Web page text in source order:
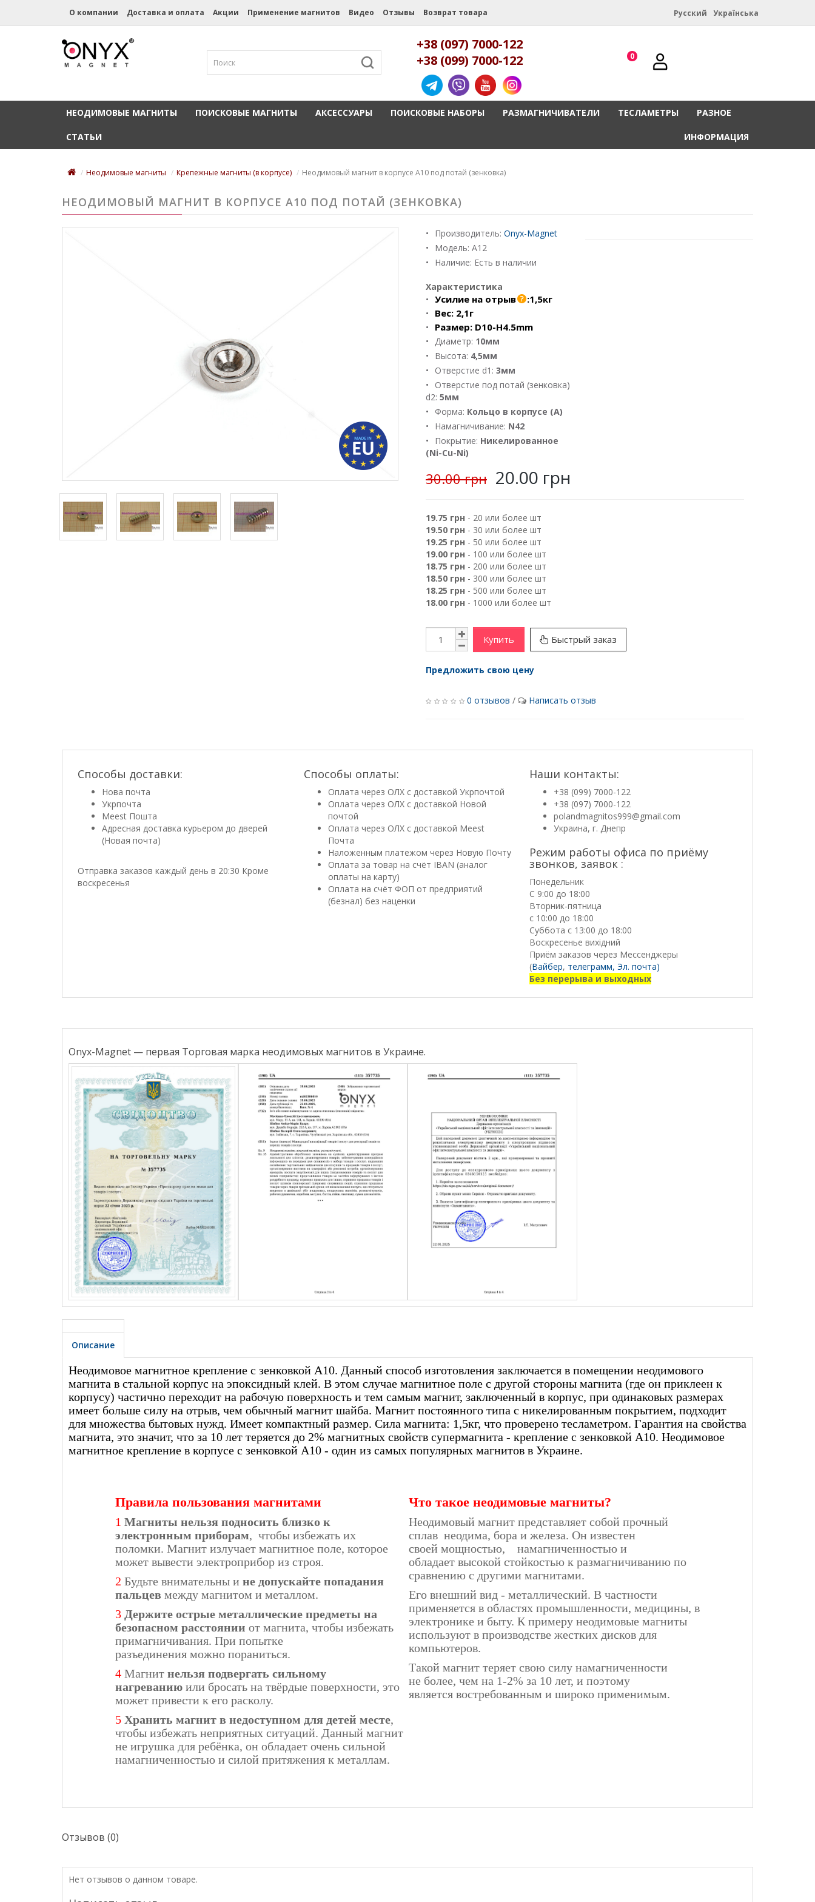
О компании Доставка и оплата Акции Применение магнитов Видео Отзывы Возврат товара Русский Українська
+38 (097) 7000-122
+38 (099) 7000-122
0
НЕОДИМОВЫЕ МАГНИТЫ ПОИСКОВЫЕ МАГНИТЫ АКСЕССУАРЫ ПОИСКОВЫЕ НАБОРЫ РАЗМАГНИЧИВАТЕЛИ ТЕСЛАМЕТРЫ РАЗНОЕ
СТАТЬИ ИНФОРМАЦИЯ
Неодимовые магниты Крепежные магниты (в корпусе) Неодимовый магнит в корпусе A10 под потай (зенковка)
НЕОДИМОВЫЙ МАГНИТ В КОРПУСЕ A10 ПОД ПОТАЙ (ЗЕНКОВКА)
Производитель: Onyx-Magnet
Модель: A12
Наличие: Есть в наличии
Характеристика
Усилие на отрыв :1,5кг
Вес: 2,1г
Размер: D10-H4.5mm
Диаметр: 10мм
Высота: 4,5мм
Отверстие d1: 3мм
Отверстие под потай (зенковка)
d2: 5мм
Форма: Кольцо в корпусе (A)
Намагничивание: N42
Покрытие: Никелированное
(Ni-Cu-Ni)
30.00 грн 20.00 грн
19.75 грн - 20 или более шт
19.50 грн - 30 или более шт
19.25 грн - 50 или более шт
19.00 грн - 100 или более шт
18.75 грн - 200 или более шт
18.50 грн - 300 или более шт
18.25 грн - 500 или более шт
18.00 грн - 1000 или более шт
Купить Быстрый заказ
Предложить свою цену
0 отзывов / Написать отзыв
Способы доставки:
Нова почта
Укрпочта
Meest Пошта
Адресная доставка курьером до дверей
(Новая почта)
Отправка заказов каждый день в 20:30 Кроме
воскресенья
Способы оплаты:
Оплата через ОЛХ с доставкой Укрпочтой
Оплата через ОЛХ с доставкой Новой
почтой
Оплата через ОЛХ с доставкой Meest
Почта
Наложенным платежом через Новую Почту
Оплата за товар на счёт IBAN (аналог
оплаты на карту)
Оплата на счёт ФОП от предприятий
(безнал) без наценки
Наши контакты:
+38 (099) 7000-122
+38 (097) 7000-122
polandmagnitos999@gmail.com
Украина, г. Днепр
Режим работы офиса по приёму
звонков, заявок :
Понедельник
С 9:00 до 18:00
Вторник-пятница
с 10:00 до 18:00
Суббота с 13:00 до 18:00
Воскресенье вихідний
Приём заказов через Мессенджеры
(Вайбер, телеграмм,Эл. почта)
Без перерыва и выходных
Onyx-Magnet — первая Торговая марка неодимовых магнитов в Украине.
Описание
Неодимовое магнитное крепление c зенковкой A10. Данный способ изготовления заключается в помещении неодимового
магнита в стальной корпус на эпоксидный клей. В этом случае магнитное поле с другой стороны магнита (где он приклеен к
корпусу) частично переходит на рабочую поверхность и тем самым магнит, заключенный в корпус, при одинаковых размерах
имеет больше силу на отрыв, чем обычный магнит шайба. Магнит постоянного типа с никелированным покрытием, подходит
для множества бытовых нужд. Имеет компактный размер. Сила магнита: 1,5кг, что проверено тесламетром. Гарантия на свойства
магнита, это значит, что за 10 лет теряется до 2% магнитных свойств супермагнита - крепление с зенковкой А10. Неодимовое
магнитное крепление в корпусе с зенковкой А10 - один из самых популярных магнитов в Украине.
Правила пользования магнитами Что такое неодимовые магниты?
1 Магниты нельзя подносить близко к
электронным приборам, чтобы избежать их
поломки. Магнит излучает магнитное поле, которое
может вывести электроприбор из строя.
2 Будьте внимательны и не допускайте попадания
пальцев между магнитом и металлом.
3 Держите острые металлические предметы на
безопасном расстоянии от магнита, чтобы избежать
примагничивания. При попытке
разъединения можно пораниться.
4Магнит нельзя подвергать сильному
нагреваниюили бросать на твёрдые поверхности, это
может привести к его расколу.
5 Хранить магнит в недоступном для детей месте,
чтобы избежать неприятных ситуаций. Данный магнит
не игрушка для ребёнка, он обладает очень сильной
намагниченностью и силой притяжения к металлам.
Неодимовый магнит представляет собой прочный
сплав неодима, бора и железа. Он известен
своей мощностью, намагниченностью и
обладает высокой стойкостью к размагничиванию по
сравнению с другими магнитами.
Его внешний вид - металлический. В частности
применяется в областях промышленности, медицины, в
электронике и быту. К примеру неодимовые магниты
используют в производстве жестких дисков для
компьютеров.
Такой магнит теряет свою силу намагниченности
не более, чем на 1-2% за 10 лет, и поэтому
является востребованным и широко применимым.
Отзывов (0)
Нет отзывов о данном товаре.